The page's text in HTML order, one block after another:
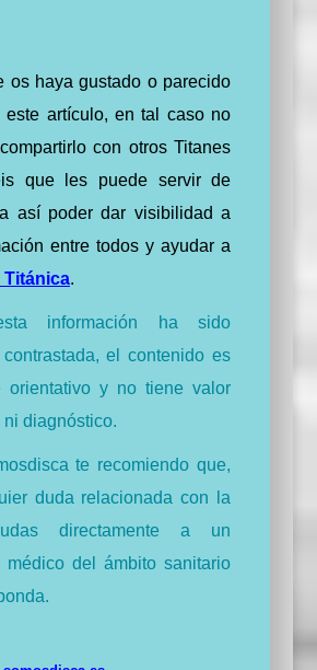
os haya gustado o parecido
este artículo, en tal caso no
con otros Titanes
que les puede servir de
así poder dar visibilidad a
entre todos y ayudar a
Titánica.
información ha sido
el contenido es
orientativo y no tiene valor
diagnóstico.
te recomiendo que,
duda relacionada con la
directamente a un
médico del ámbito sanitario